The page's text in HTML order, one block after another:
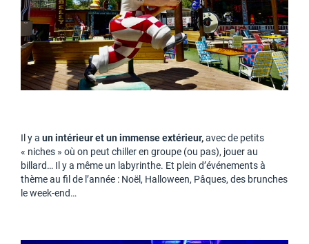
Il y a un intérieur et un immense extérieur,avec de petits
« niches » où on peut chiller en groupe (ou pas), jouer au
billard… Il y a même un labyrinthe. Et plein d’événements à
thème au fil de l’année : Noël, Halloween, Pâques, des brunches
le week-end…